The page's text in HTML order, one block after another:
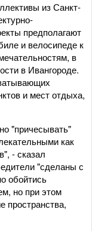
из Санкт-
предполагают
и велосипеде к
в
в Ивангороде.
и мест отдыха,
"причесывать"
как
- сказал
"сделаны с
обойтись
но при этом
пространства,